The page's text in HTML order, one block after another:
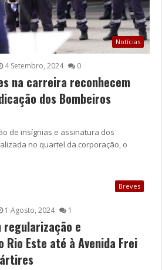
Notícias
4 Setembro, 2024 0
na carreira reconhecem
dos Bombeiros
de insígnias e assinatura dos
no quartel da corporação, o
Breves
1 Agosto, 2024 1
regularização e
Este até à Avenida Frei